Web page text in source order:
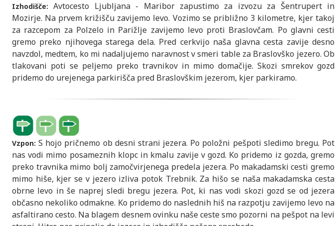
Izhodišče: Avtocesto Ljubljana - Maribor zapustimo za izvozu za Šentrupert in
Mozirje. Na prvem križišču zavijemo levo. Vozimo se približno 3 kilometre, kjer takoj
za razcepom za Polzelo in Parižlje zavijemo levo proti Braslovčam. Po glavni cesti
gremo preko njihovega starega dela. Pred cerkvijo naša glavna cesta zavije desno
navzdol, medtem, ko mi nadaljujemo naravnost v smeri table za Braslovško jezero. Ob
tlakovani poti se peljemo preko travnikov in mimo domačije. Skozi smrekov gozd
pridemo do urejenega parkirišča pred Braslovškim jezerom, kjer parkiramo.
Vzpon: S hojo pričnemo ob desni strani jezera. Po položni pešpoti sledimo bregu. Pot
nas vodi mimo posameznih klopc in kmalu zavije v gozd. Ko pridemo iz gozda, gremo
preko travnika mimo bolj zamočvirjenega predela jezera. Po makadamski cesti gremo
mimo hiše, kjer se v jezero izliva potok Trebnik. Za hišo se naša makadamska cesta
obrne levo in še naprej sledi bregu jezera. Pot, ki nas vodi skozi gozd se od jezera
občasno nekoliko odmakne. Ko pridemo do naslednih hiš na razpotju zavijemo levo na
asfaltirano cesto. Na blagem desnem ovinku naše ceste smo pozorni na pešpot na levi